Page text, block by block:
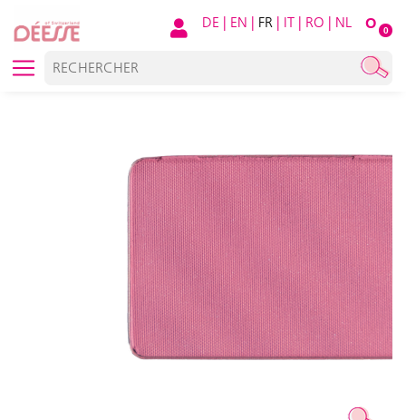
O 0
DE | EN | FR | IT | RO | NL